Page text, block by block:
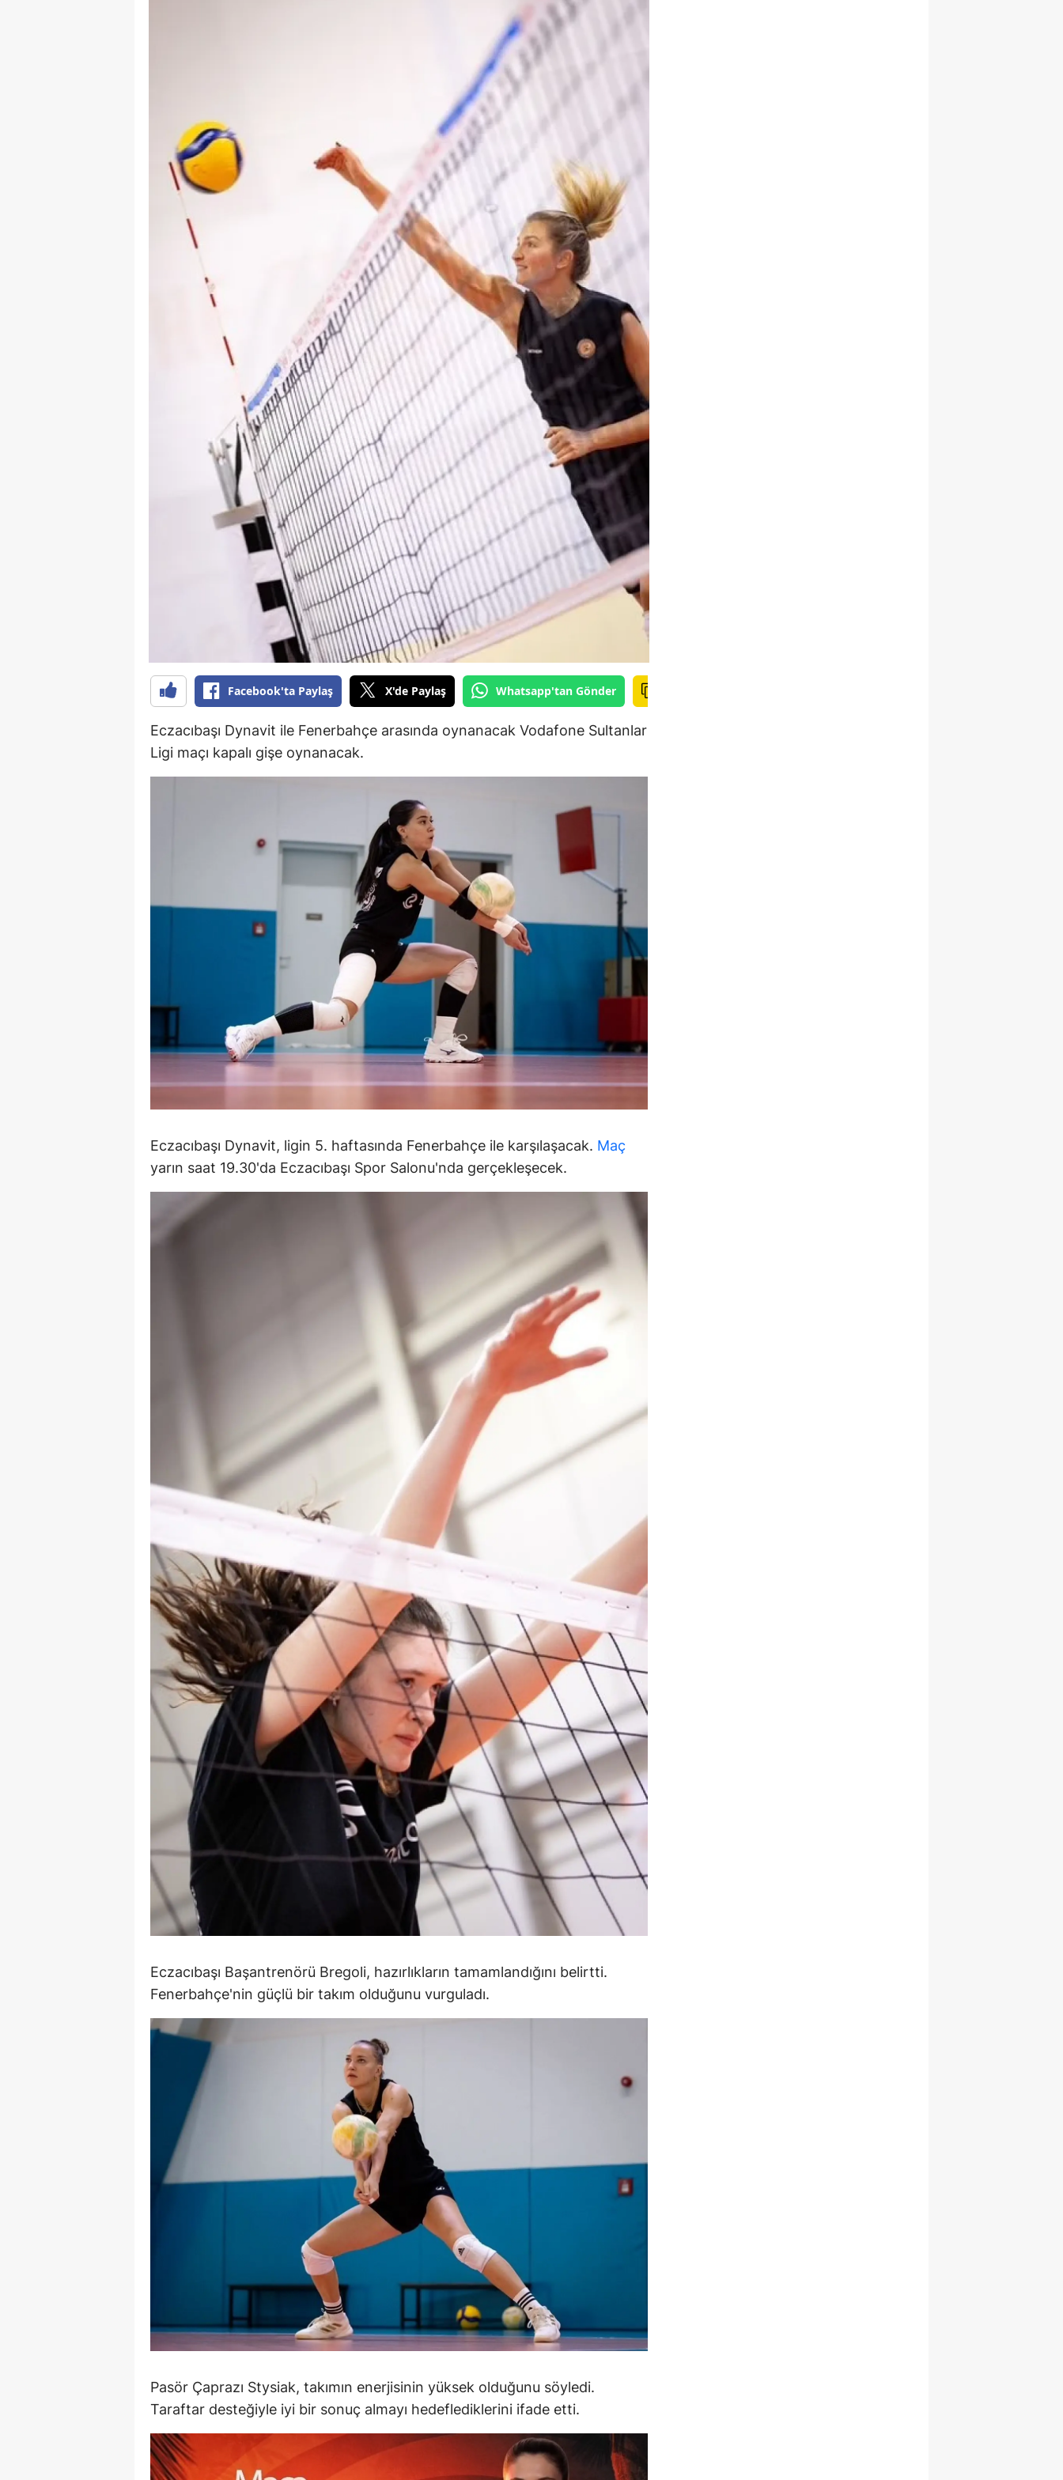
Burdur
Bursa
Çanakkale
Çankırı
Çorum
Denizli
Diyarbakır
Edirne
Elazığ
Erzincan
Erzurum
Eskişehir
Gaziantep
Giresun
Gümüşhane
Hakkari
Hatay
Isparta
Mersin
İstanbul
Kastamonu
Kayseri
Kırklareli
Kırşehir
Kocaeli
Konya
Kütahya
Malatya
Kahramanmaraş
Nevşehir
Sakarya
Sivas
Tokat
Trabzon
Tunceli
Şanlıurfa
Uşak
Van
Yozgat
Zonguldak
Aksaray
Kırıkkale
Batman
Bartın
Ardahan
Iğdır
Yalova
Karabük
Kilis
Osmaniye
Düzce
Facebook'ta Paylaş X'de Paylaş Whatsapp'tan Gönder
Eczacıbaşı Dynavit ile Fenerbahçe arasında oynanacak Vodafone Sultanlar
Ligi maçı kapalı gişe oynanacak.
Eczacıbaşı Dynavit, ligin 5. haftasında Fenerbahçe ile karşılaşacak. Maç
yarın saat 19.30'da Eczacıbaşı Spor Salonu'nda gerçekleşecek.
Eczacıbaşı Başantrenörü Bregoli, hazırlıkların tamamlandığını belirtti.
Fenerbahçe'nin güçlü bir takım olduğunu vurguladı.
Pasör Çaprazı Stysiak, takımın enerjisinin yüksek olduğunu söyledi.
Taraftar desteğiyle iyi bir sonuç almayı hedeflediklerini ifade etti.